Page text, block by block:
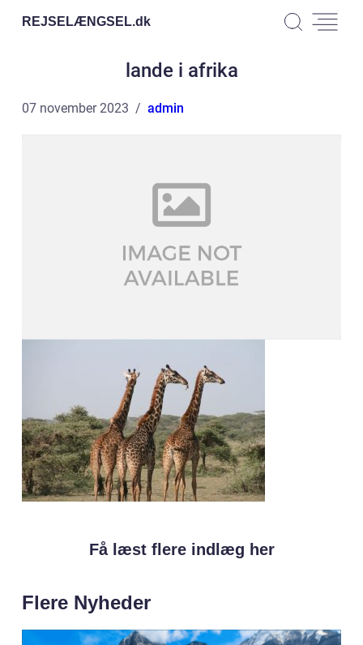
REJSELÆNGSEL.dk
lande i afrika
07 november 2023 admin
Få læst flere indlæg her
Flere Nyheder